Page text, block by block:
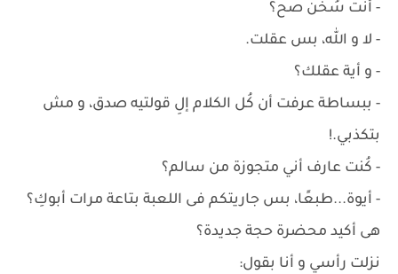
- أنتَ سُخن صح؟
- لا و الله، بس عقلت.
- و أية عقلك؟
- ببساطة عرفت أن كُل الكلام إلِ قولتيه صدق، و مش
بتكذبي.!
- كُنت عارف أني متجوزة من سالم؟
- أيوة...طبعًا، بس جاريتكم فى اللعبة بتاعة مرات أبوكِ؟
هى أكيد محضرة حجة جديدة؟
نزلت رأسي و أنا بقول: